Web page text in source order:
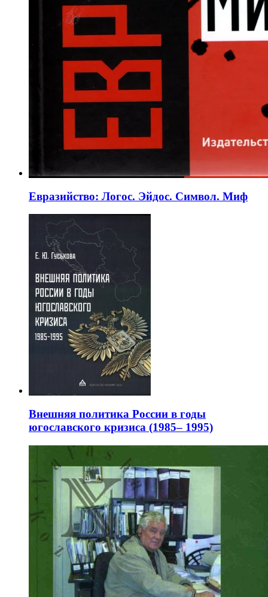
Евразийство: Логос. Эйдос. Символ. Миф
Внешняя политика России в годы
югославского кризиса (1985– 1995)